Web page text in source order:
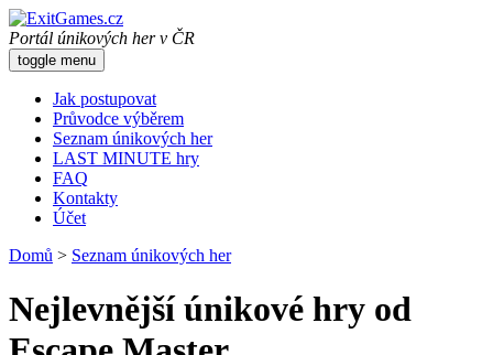
Portál únikových her v ČR
toggle menu
Jak postupovat
Průvodce výběrem
Seznam únikových her
LAST MINUTE hry
FAQ
Kontakty
Účet
Domů > Seznam únikových her
Nejlevnější únikové hry od